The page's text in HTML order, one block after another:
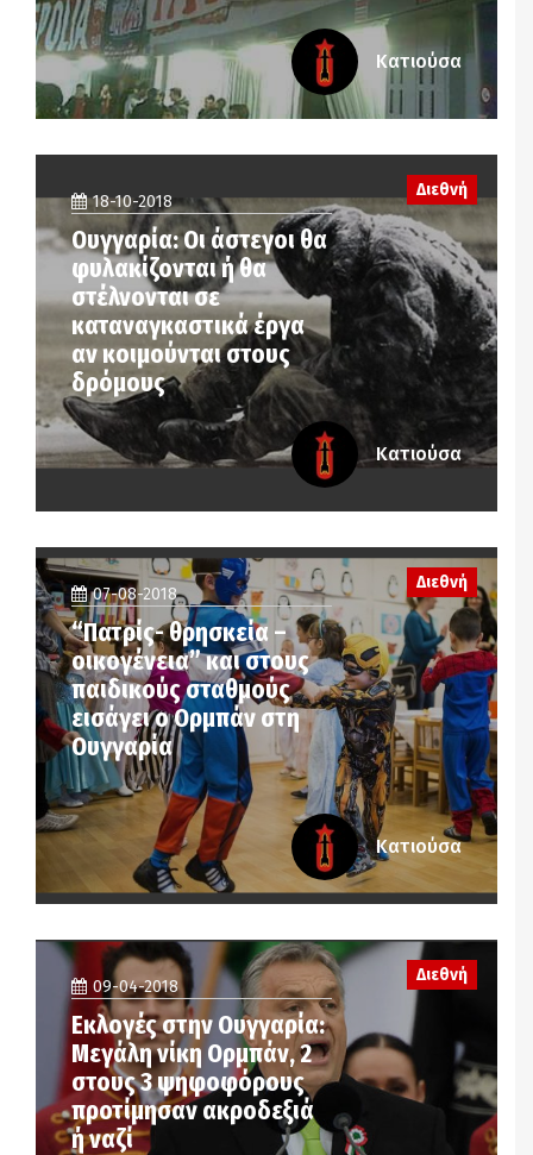
Κατιούσα
18-10-2018
Ουγγαρία: Οι άστεγοι θα
φυλακίζονται ή θα
στέλνονται σε
καταναγκαστικά έργα
αν κοιμούνται στους
δρόμους
Διεθνή
Κατιούσα
07-08-2018
“Πατρίς- θρησκεία –
οικογένεια” και στους
παιδικούς σταθμούς
εισάγει ο Ορμπάν στη
Ουγγαρία
Διεθνή
Κατιούσα
09-04-2018
Εκλογές στην Ουγγαρία:
Μεγάλη νίκη Ορμπάν, 2
στους 3 ψηφοφόρους
προτίμησαν ακροδεξιά
ή ναζί
Διεθνή